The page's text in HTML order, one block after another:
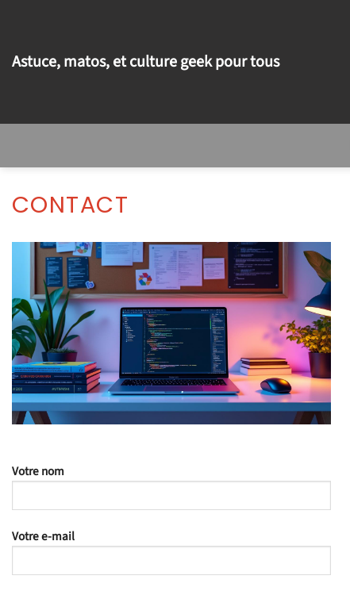
contenu
Astuce, matos, et culture geek pour tous
CONTACT
Votre nom
Votre e-mail